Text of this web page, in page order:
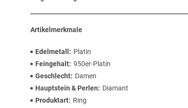
Artikelmerkmale
Edelmetall
Platin
Feingehalt 950er-Platin
Geschlecht
Damen
Hauptstein & Perlen
Diamant
Produktart
Ring